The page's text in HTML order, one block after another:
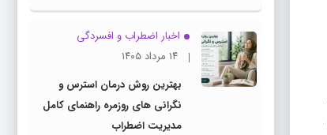
اخبار اضطراب و افسردگی
۱۴ مرداد ۱۴۰۵
بهترین روش درمان استرس و
نگرانی های روزمره راهنمای کامل
مدیریت اضطراب